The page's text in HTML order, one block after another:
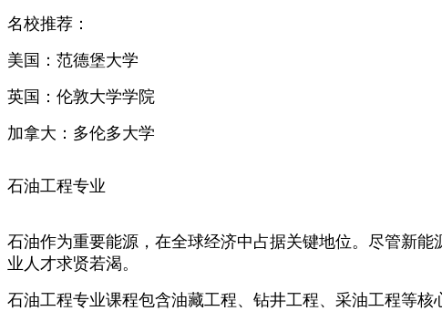
名校推荐：
美国：范德堡大学
英国：伦敦大学学院
加拿大：多伦多大学
石油工程专业
石油作为重要能源，在全球经济中占据关键地位。尽管新
业人才求贤若渴。
石油工程专业课程包含油藏工程、钻井工程、采油工程等